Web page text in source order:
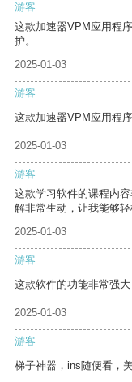
游客
这款加速器VPM应用程
护。
2025-01-03
游客
这款加速器VPM应用程
2025-01-03
游客
这款学习软件的课程内
解非常生动，让我能够轻
2025-01-03
游客
这款软件的功能非常强
2025-01-03
游客
梯子神器，ins随便看，